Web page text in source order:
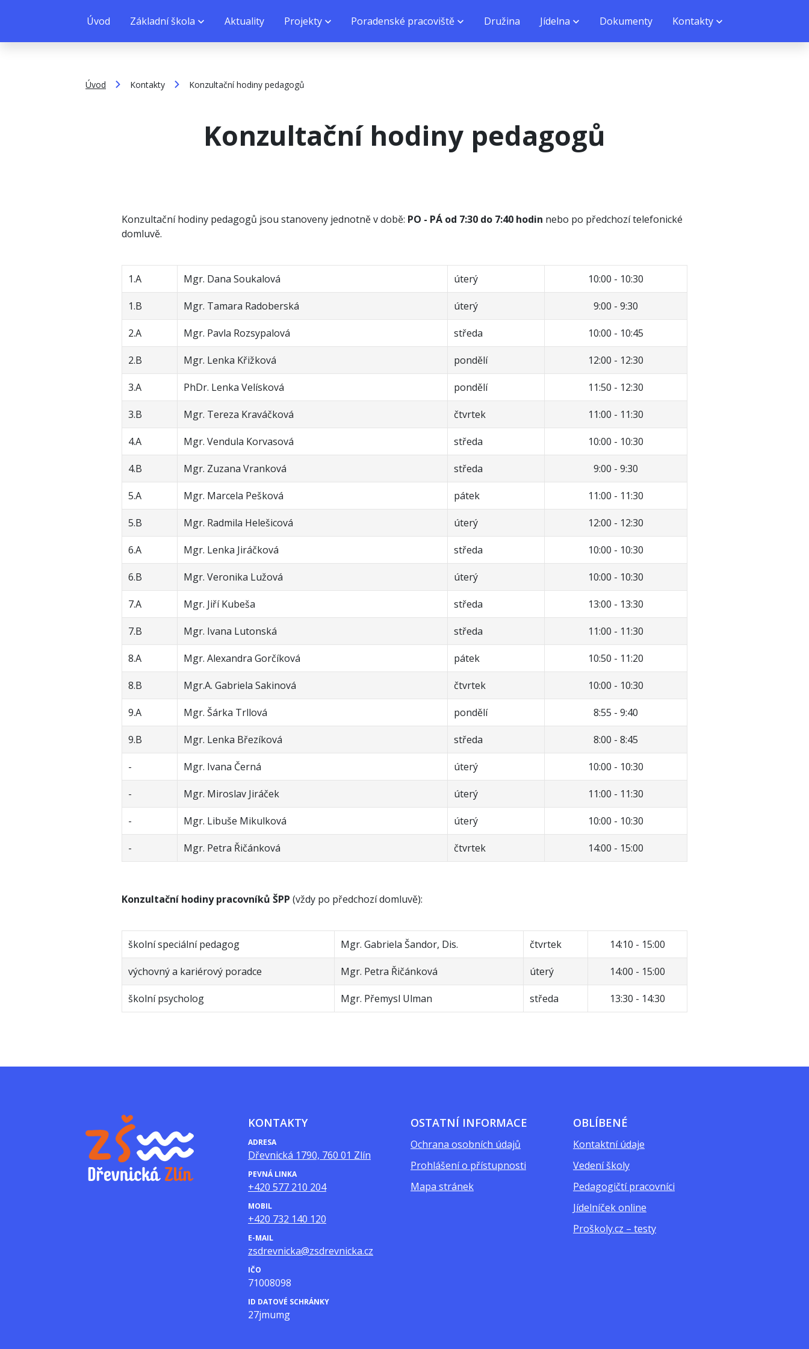
Úvod Základní škola Aktuality Projekty Poradenské pracoviště Družina Jídelna Dokumenty Kontakty
Úvod Kontakty Konzultační hodiny pedagogů
Konzultační hodiny pedagogů
Konzultační hodiny pedagogů jsou stanoveny jednotně v době: PO - PÁ od 7:30 do 7:40 hodin nebo po předchozí telefonické
domluvě.
1.A Mgr. Dana Soukalová úterý 10:00 - 10:30
1.B Mgr. Tamara Radoberská úterý 9:00 - 9:30
2.A Mgr. Pavla Rozsypalová středa 10:00 - 10:45
2.B Mgr. Lenka Křižková pondělí 12:00 - 12:30
3.A PhDr. Lenka Velísková pondělí 11:50 - 12:30
3.B Mgr. Tereza Kraváčková čtvrtek 11:00 - 11:30
4.A Mgr. Vendula Korvasová středa 10:00 - 10:30
4.B Mgr. Zuzana Vranková středa 9:00 - 9:30
5.A Mgr. Marcela Pešková pátek 11:00 - 11:30
5.B Mgr. Radmila Helešicová úterý 12:00 - 12:30
6.A Mgr. Lenka Jiráčková středa 10:00 - 10:30
6.B Mgr. Veronika Lužová úterý 10:00 - 10:30
7.A Mgr. Jiří Kubeša středa 13:00 - 13:30
7.B Mgr. Ivana Lutonská středa 11:00 - 11:30
8.A Mgr. Alexandra Gorčíková pátek 10:50 - 11:20
8.B Mgr.A. Gabriela Sakinová čtvrtek 10:00 - 10:30
9.A Mgr. Šárka Trllová pondělí 8:55 - 9:40
9.B Mgr. Lenka Březíková středa 8:00 - 8:45
- Mgr. Ivana Černá úterý 10:00 - 10:30
- Mgr. Miroslav Jiráček úterý 11:00 - 11:30
- Mgr. Libuše Mikulková úterý 10:00 - 10:30
- Mgr. Petra Řičánková čtvrtek 14:00 - 15:00
Konzultační hodiny pracovníků ŠPP (vždy po předchozí domluvě):
školní speciální pedagog Mgr. Gabriela Šandor, Dis. čtvrtek 14:10 - 15:00
výchovný a kariérový poradce Mgr. Petra Řičánková úterý 14:00 - 15:00
školní psycholog Mgr. Přemysl Ulman středa 13:30 - 14:30
KONTAKTY
ADRESA
Dřevnická 1790, 760 01 Zlín
PEVNÁ LINKA
+420 577 210 204
MOBIL
+420 732 140 120
E-MAIL
zsdrevnicka@zsdrevnicka.cz
IČO
71008098
ID DATOVÉ SCHRÁNKY
27jmumg
OSTATNÍ INFORMACE
Ochrana osobních údajů
Prohlášení o přístupnosti
Mapa stránek
OBLÍBENÉ
Kontaktní údaje
Vedení školy
Pedagogičtí pracovníci
Jídelníček online
Proškoly.cz – testy